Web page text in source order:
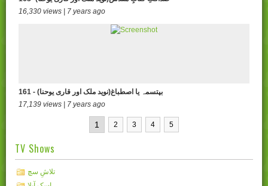
16,330 views | 7 years ago
161 - (بپتسمہ یا اصطباغ(نوید ملک اور قاری یوحنا
17,139 views | 7 years ago
1 2 3 4 5
TV Shows
تلاشِ سچ